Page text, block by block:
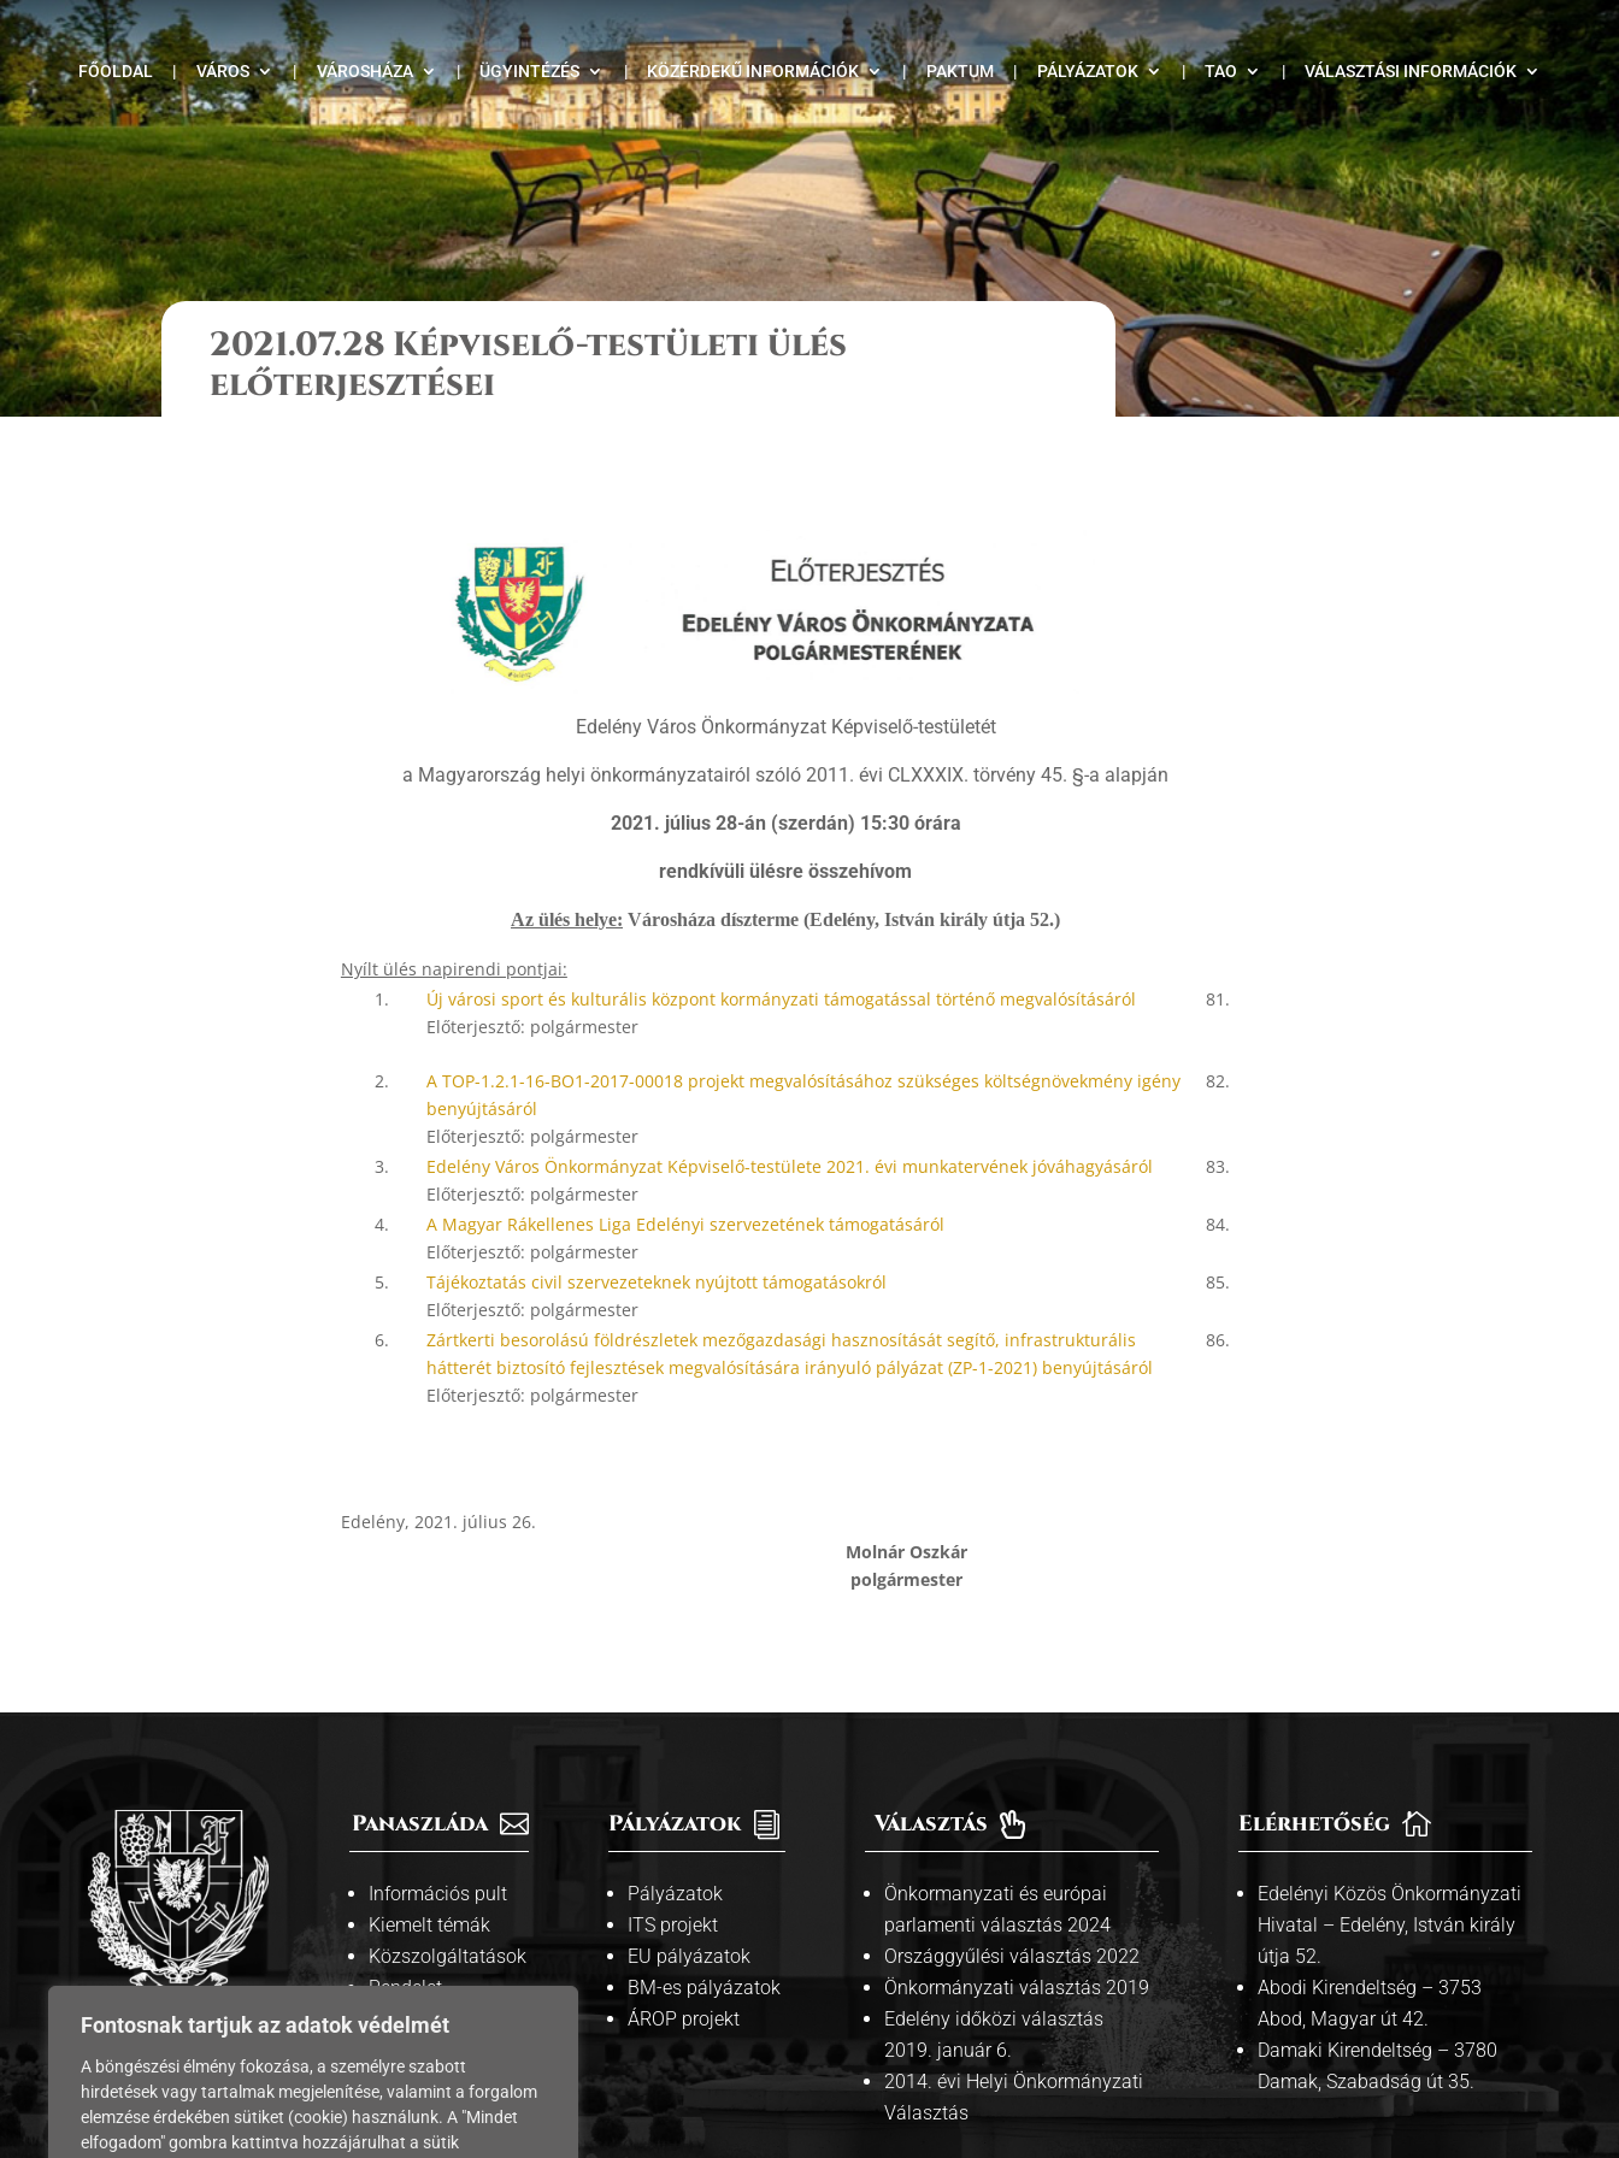
Fontosnak tartjuk az adatok védelmét
A böngészési élmény fokozása, a személyre szabott
hirdetések vagy tartalmak megjelenítése, valamint a forgalom
elemzése érdekében sütiket (cookie) használunk. A "Mindet
elfogadom" gombra kattintva hozzájárulhat a sütik
FŐOLDAL | VÁROS | VÁROSHÁZA | ÜGYINTÉZÉS | KÖZÉRDEKŰ INFORMÁCIÓK | PAKTUM | PÁLYÁZATOK | TAO | VÁLASZTÁSI INFORMÁCIÓK
2021.07.28 Képviselő-testületi ülés
előterjesztései
Edelény Város Önkormányzat Képviselő-testületét
a Magyarország helyi önkormányzatairól szóló 2011. évi CLXXXIX. törvény 45. §-a alapján
2021. július 28-án (szerdán) 15:30 órára
rendkívüli ülésre összehívom
Az ülés helye: Városháza díszterme (Edelény, István király útja 52.)
Nyílt ülés napirendi pontjai:
1.
Új városi sport és kulturális központ kormányzati támogatással történő megvalósításáról
Előterjesztő: polgármester
81.
2.
A TOP-1.2.1-16-BO1-2017-00018 projekt megvalósításához szükséges költségnövekmény igény
benyújtásáról
Előterjesztő: polgármester
82.
3.
Edelény Város Önkormányzat Képviselő-testülete 2021. évi munkatervének jóváhagyásáról
Előterjesztő: polgármester
83.
4.
A Magyar Rákellenes Liga Edelényi szervezetének támogatásáról
Előterjesztő: polgármester
84.
5.
Tájékoztatás civil szervezeteknek nyújtott támogatásokról
Előterjesztő: polgármester
85.
6.
Zártkerti besorolású földrészletek mezőgazdasági hasznosítását segítő, infrastrukturális
hátterét biztosító fejlesztések megvalósítására irányuló pályázat (ZP-1-2021) benyújtásáról
Előterjesztő: polgármester
86.
Edelény, 2021. július 26.
Molnár Oszkár
polgármester
üzemelteti
Edelény város
Önkormányzata

Panaszláda
Információs pult
Kiemelt témák
Közszolgáltatások
Rendelet
tervezetek
megosztás
i
Pályázatok
Pályázatok
ITS projekt
EU pályázatok
BM-es pályázatok
ÁROP projekt

Választás
Önkormanyzati és európai
parlamenti választás 2024
Országgyűlési választás 2022
Önkormányzati választás 2019
Edelény időközi választás
2019. január 6.
2014. évi Helyi Önkormányzati
Választás

Elérhetőség
Edelényi Közös Önkormányzati
Hivatal – Edelény, István király
útja 52.
Abodi Kirendeltség – 3753
Abod, Magyar út 42.
Damaki Kirendeltség – 3780
Damak, Szabadság út 35.